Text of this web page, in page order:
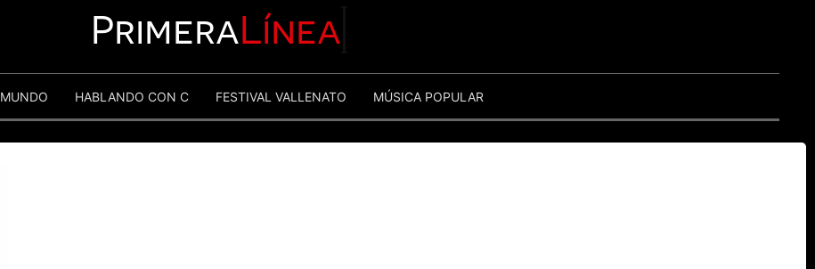
PrimeraLínea
MUNDO HABLANDO CON C FESTIVAL VALLENATO MÚSICA POPULAR